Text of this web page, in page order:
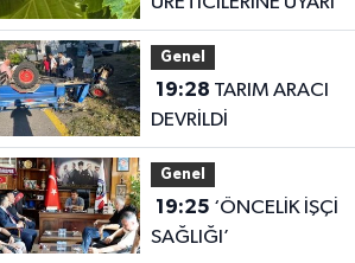
Genel
19:28
DEVRİLDİ
Genel
19:25
SAĞLIĞI’